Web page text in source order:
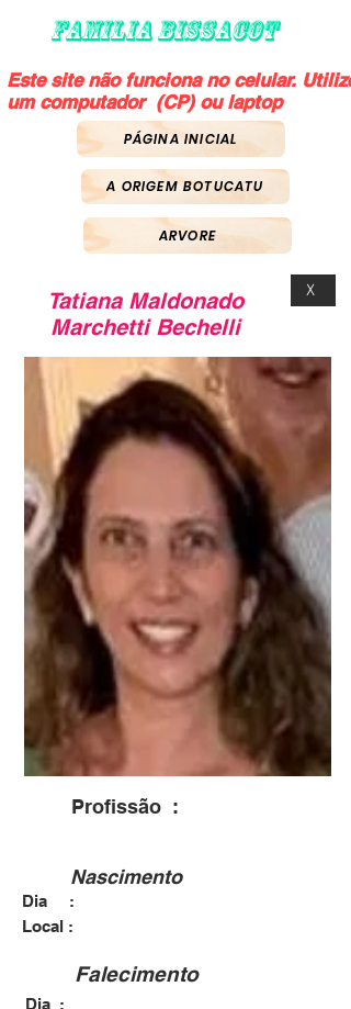
FAMILIA BISSACOT
Este site não funciona no celular. Utilize
um computador (CP) ou laptop
PÁGINA INICIAL
A ORIGEM BOTUCATU
ARVORE
Tatiana Maldonado
Marchetti Bechelli
X
Nascimento
Dia :
Profissão :
Dia :
Falecimento
Local :